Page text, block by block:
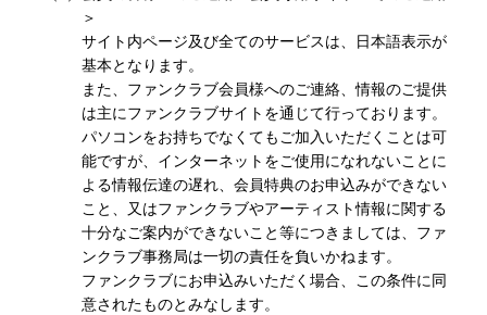
＞
サイト内ページ及び全てのサービスは、日本語表示が
基本となります。
また、ファンクラブ会員様へのご連絡、情報のご提供
は主にファンクラブサイトを通じて行っております。
パソコンをお持ちでなくてもご加入いただくことは可
能ですが、インターネットをご使用になれないことに
よる情報伝達の遅れ、会員特典のお申込みができない
こと、又はファンクラブやアーティスト情報に関する
十分なご案内ができないこと等につきましては、ファ
ンクラブ事務局は一切の責任を負いかねます。
ファンクラブにお申込みいただく場合、この条件に同
意されたものとみなします。